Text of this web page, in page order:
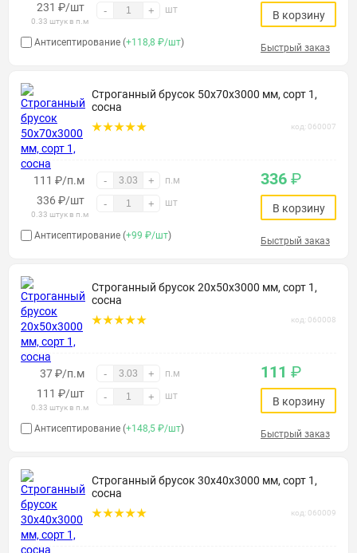
231 ₽/шт
0.33 штук в п.м
- + шт
Антисептирование (+118,8 ₽/шт)
В корзину
Быстрый заказ
Строганный брусок 50х70х3000 мм, сорт 1,
сосна
код: 060007
111 ₽/п.м - + п.м
336 ₽/шт
0.33 штук в п.м
- + шт
336 ₽
Антисептирование (+99 ₽/шт)
В корзину
Быстрый заказ
Строганный брусок 20х50х3000 мм, сорт 1,
сосна
код: 060008
37 ₽/п.м - + п.м
111 ₽/шт
0.33 штук в п.м
- + шт
111 ₽
Антисептирование (+148,5 ₽/шт)
В корзину
Быстрый заказ
Строганный брусок 30х40х3000 мм, сорт 1,
сосна
код: 060009